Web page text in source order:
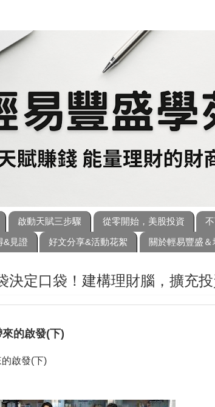
啟動天賦三步驟 從零開始，美股投資
&見證 好文分享&活動花絮 關於輕易豐盛
袋！建構理財腦，擴充投資腦
的啟發(下)
啟發(下)